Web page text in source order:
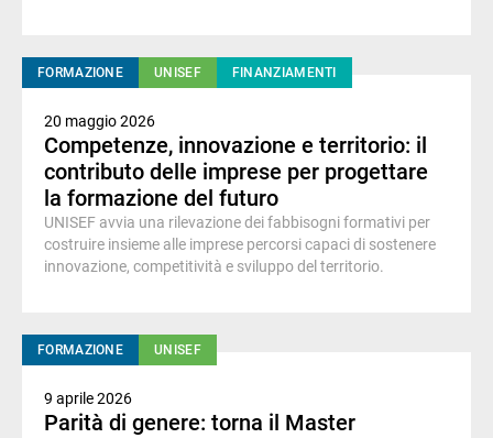
FORMAZIONE UNISEF FINANZIAMENTI
20 maggio 2026
Competenze, innovazione e territorio: il
contributo delle imprese per progettare
la formazione del futuro
UNISEF avvia una rilevazione dei fabbisogni formativi per
costruire insieme alle imprese percorsi capaci di sostenere
innovazione, competitività e sviluppo del territorio.
FORMAZIONE UNISEF
9 aprile 2026
Parità di genere: torna il Master